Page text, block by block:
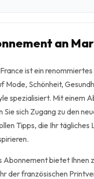
an
ist ein
Mode, Schönheit,
spezialisiert. Mit einem
Sie sich Zugang zu den
Tipps, die Ihr tägliches
Abonnement bietet Ihnen
der französischen